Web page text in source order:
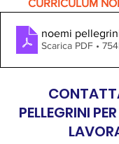
CURRICULUM
noemi
Scarica PDF •
PELLEGRINI